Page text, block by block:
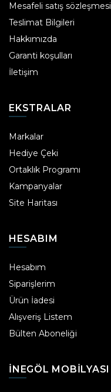
Mesafeli satış sözleşmesi
Teslimat Bilgileri
Hakkımızda
Garanti koşulları
İletişim
EKSTRALAR
Markalar
Hediye Çeki
Ortaklık Programı
Kampanyalar
Site Haritası
HESABIM
Hesabım
Siparişlerim
Ürün İadesi
Alışveriş Listem
Bülten Aboneliği
INEGÖL MOBILYASI